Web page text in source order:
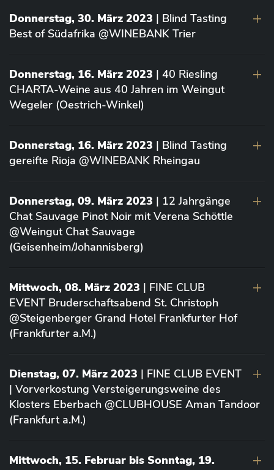
Donnerstag, 30. März 2023 | Blind Tasting
Best of Südafrika @WINEBANK Trier
Donnerstag, 16. März 2023 | 40 Riesling
CHARTA-Weine aus 40 Jahren im Weingut
Wegeler (Oestrich-Winkel)
Donnerstag, 16. März 2023 | Blind Tasting
gereifte Rioja @WINEBANK Rheingau
Donnerstag, 09. März 2023 | 12 Jahrgänge
Chat Sauvage Pinot Noir mit Verena Schöttle
@Weingut Chat Sauvage
(Geisenheim/Johannisberg)
Mittwoch, 08. März 2023 | FINE CLUB
EVENT Bruderschaftsabend St. Christoph
@Steigenberger Grand Hotel Frankfurter Hof
(Frankfurter a.M.)
Dienstag, 07. März 2023 | FINE CLUB EVENT
| Vorverkostung Versteigerungsweine des
Klosters Eberbach @CLUBHOUSE Aman Tandoor
(Frankfurt a.M.)
Mittwoch, 15. Februar bis Sonntag, 19.